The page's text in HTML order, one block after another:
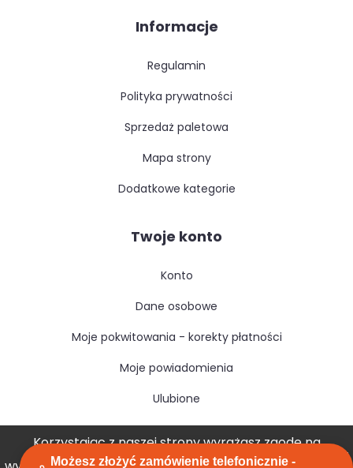
Korzystając z naszej strony wyrażasz zgodę na
Możesz złożyć zamówienie telefonicznie -
Informacje
regulamin
polityka prywatności
sprzedaż paletowa
mapa strony
dodatkowe kategorie
Twoje konto
konto
dane osobowe
moje pokwitowania - korekty płatności
moje powiadomienia
ulubione